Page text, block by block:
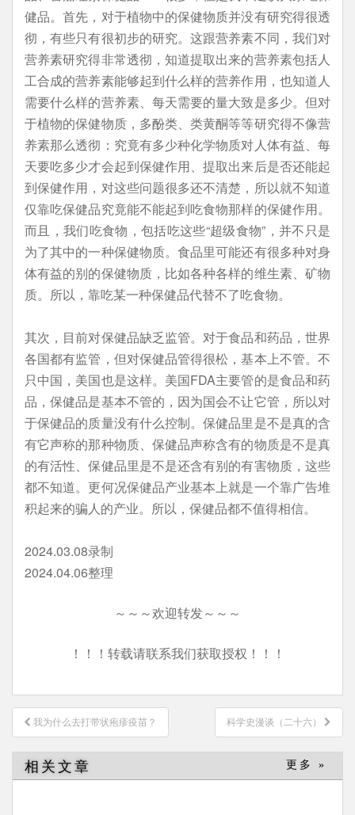
健品。首先，对于植物中的保健物质并没有研究得很透
彻，有些只有很初步的研究。这跟营养素不同，我们对
营养素研究得非常透彻，知道提取出来的营养素包括人
工合成的营养素能够起到什么样的营养作用，也知道人
需要什么样的营养素、每天需要的量大致是多少。但对
于植物的保健物质，多酚类、类黄酮等等研究得不像营
养素那么透彻：究竟有多少种化学物质对人体有益、每
天要吃多少才会起到保健作用、提取出来后是否还能起
到保健作用，对这些问题很多还不清楚，所以就不知道
仅靠吃保健品究竟能不能起到吃食物那样的保健作用。
而且，我们吃食物，包括吃这些“超级食物”，并不只是
为了其中的一种保健物质。食品里可能还有很多种对身
体有益的别的保健物质，比如各种各样的维生素、矿物
质。所以，靠吃某一种保健品代替不了吃食物。
其次，目前对保健品缺乏监管。对于食品和药品，世界
各国都有监管，但对保健品管得很松，基本上不管。不
只中国，美国也是这样。美国FDA主要管的是食品和药
品，保健品是基本不管的，因为国会不让它管，所以对
于保健品的质量没有什么控制。保健品里是不是真的含
有它声称的那种物质、保健品声称含有的物质是不是真
的有活性、保健品里是不是还含有别的有害物质，这些
都不知道。更何况保健品产业基本上就是一个靠广告堆
积起来的骗人的产业。所以，保健品都不值得相信。
2024.03.08录制
2024.04.06整理
～～～欢迎转发～～～
！！！转载请联系我们获取授权！！！
文
章
导
航
我为什么去打带状疱疹疫苗？ 科学史漫谈（二十六）
相关文章 更多 »